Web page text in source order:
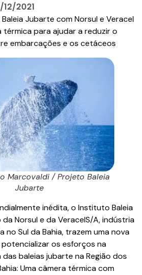
12/2021
Jubarte com Norsul e Veracel
térmica para ajudar a reduzir o
embarcações e os cetáceos
Marcovaldi / Projeto Baleia
Jubarte
inédita, o Instituto Baleia
Norsul e da VeracelS/A, indústria
no Sul da Bahia, trazem uma nova
os esforços na
baleias jubarte na Região dos
Uma câmera térmica com